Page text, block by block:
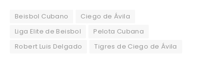
Beisbol Cubano
Ciego de Ávila
Liga Elite de Beisbol
Pelota Cubana
Robert Luis Delgado
Tigres de Ciego de Ávila